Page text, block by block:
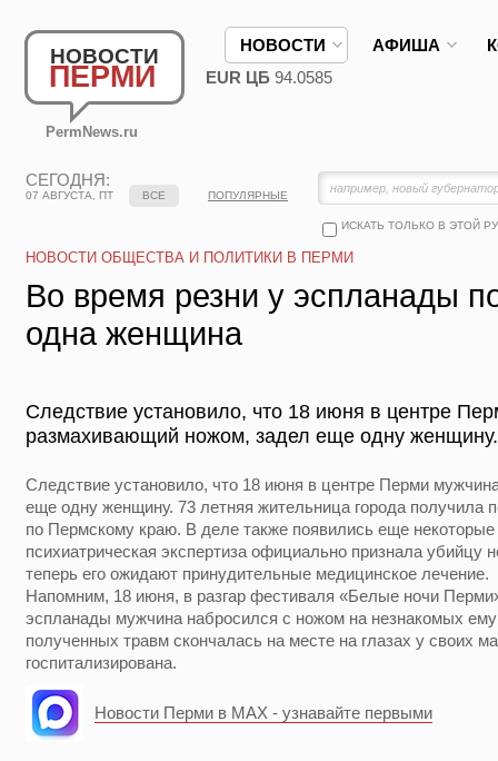
НОВОСТИ
ПЕРМИ
PermNews.ru
НОВОСТИ АФИША
EUR ЦБ 94.0585
СЕГОДНЯ:
07 АВГУСТА, ПТ
ИСКАТЬ ТОЛЬКО В ЭТОЙ
ВСЕ ПОПУЛЯРНЫЕ
НОВОСТИ ОБЩЕСТВА И ПОЛИТИКИ В ПЕРМИ
Во время резни у эспланады
одна женщина
Следствие установило, что 18 июня в центре
размахивающий ножом, задел еще одну женщину.
Следствие установило, что 18 июня в центре Перми
еще одну женщину. 73 летняя жительница города получила
по Пермскому краю. В деле также появились еще
психиатрическая экспертиза официально признала убийцу
теперь его ожидают принудительные медицинское лечение.
Напомним, 18 июня, в разгар фестиваля «Белые ночи
эспланады мужчина набросился с ножом на незнакомых
полученных травм скончалась на месте на глазах у своих
госпитализирована.
Новости Перми в MAX - узнавайте первыми